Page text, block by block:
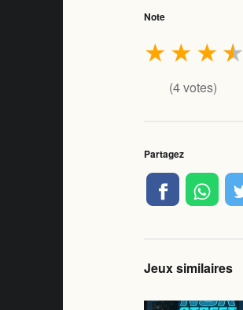
Note
★
★
★
★
(4votes)
Partagez
Jeux similaires